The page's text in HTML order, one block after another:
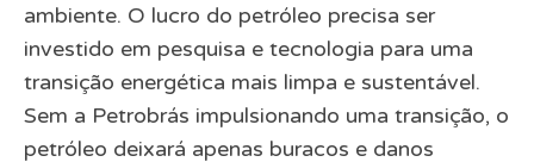
ambiente. O lucro do petróleo precisa ser
investido em pesquisa e tecnologia para uma
transição energética mais limpa e sustentável.
Sem a Petrobrás impulsionando uma transição, o
petróleo deixará apenas buracos e danos